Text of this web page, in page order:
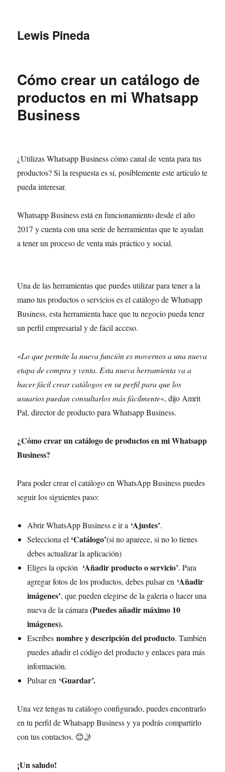
Lewis Pineda
Cómo crear un catálogo de
productos en mi Whatsapp
Business
¿Utilizas Whatsapp Business cómo canal de venta para tus
productos? Si la respuesta es sí, posiblemente este artículo te
pueda interesar.
Whatsapp Business está en funcionamiento desde el año
2017 y cuenta con una serie de herramientas que te ayudan
a tener un proceso de venta más práctico y social.
Una de las herramientas que puedes utilizar para tener a la
mano tus productos o servicios es el catálogo de Whatsapp
Business, esta herramienta hace que tu negocio pueda tener
un perfil empresarial y de fácil acceso.
«Lo que permite la nueva función es movernos a una nueva
etapa de compra y venta. Esta nueva herramienta va a
hacer fácil crear catálogos en su perfil para que los
usuarios puedan consultarlos más fácilmente«, dijo Amrit
Pal, director de producto para Whatsapp Business.
¿Cómo crear un catálogo de productos en mi Whatsapp
Business?
Para poder crear el catálogo en WhatsApp Business puedes
seguir los siguientes paso:
Abrir WhatsApp Business e ir a ‘Ajustes’.
Selecciona el ‘Catálogo’(si no aparece, si no lo tienes
debes actualizar la aplicación)
Eliges la opción ‘Añadir producto o servicio’. Para
agregar fotos de los productos, debes pulsar en ‘Añadir
imágenes’, que pueden elegirse de la galería o hacer una
nueva de la cámara(Puedes añadir máximo 10
imágenes).
Escribesnombre y descripción del producto. También
puedes añadir el código del producto y enlaces para más
información.
Pulsar en ‘Guardar’.
Una vez tengas tu catálogo configurado, puedes encontrarlo
en tu perfil de Whatsapp Business y ya podrás compartirlo
con tus contactos. 😊🤳
¡Un saludo!